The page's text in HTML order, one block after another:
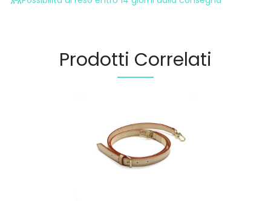
Prodotti Correlati